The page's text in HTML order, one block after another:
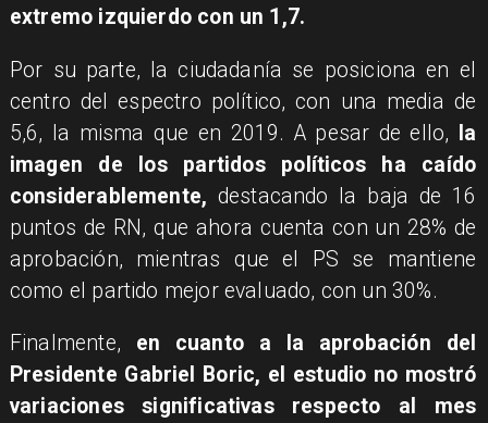
extremo izquierdo con un 1,7.
Por su parte, la ciudadanía se posiciona en el
centro del espectro político, con una media de
5,6, la misma que en 2019. A pesar de ello,
la
imagen de los partidos políticos ha caído
considerablemente, destacando la baja de 16
puntos de RN, que ahora cuenta con un 28% de
aprobación, mientras que el PS se mantiene
como el partido mejor evaluado, con un 30%.
Finalmente, en cuanto a la aprobación del
Presidente Gabriel Boric, el estudio no mostró
variaciones significativas respecto al mes